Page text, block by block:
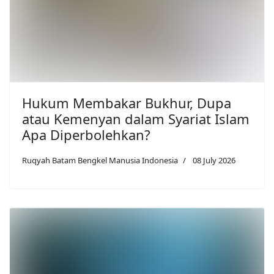
Hukum Membakar Bukhur, Dupa
atau Kemenyan dalam Syariat Islam
Apa Diperbolehkan?
Ruqyah Batam Bengkel Manusia Indonesia 08 July 2026